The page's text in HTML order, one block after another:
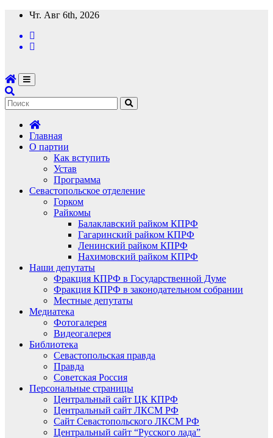
Перейти
содержимому
Чт. Авг 6th, 2026
Главная
О партии
Как вступить
Устав
Программа
Севастопольское отделение
Горком
Райкомы
Балаклавский райком КПРФ
Гагаринский райком КПРФ
Ленинский райком КПРФ
Нахимовский райком КПРФ
Наши депутаты
Фракция КПРФ в Государственной Думе
Фракция КПРФ в законодательном собрании
Местные депутаты
Медиатека
Фотогалерея
Видеогалерея
Библиотека
Севастопольская правда
Правда
Советская Россия
Персональные страницы
Центральный сайт ЦК КПРФ
Центральный сайт ЛКСМ РФ
Сайт Севастопольского ЛКСМ РФ
Центральный сайт “Русского лада”